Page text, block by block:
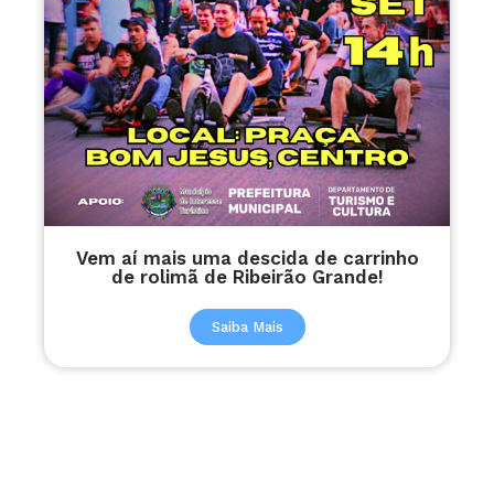
Vem aí mais uma descida de carrinho
de rolimã de Ribeirão Grande!
Saiba Mais